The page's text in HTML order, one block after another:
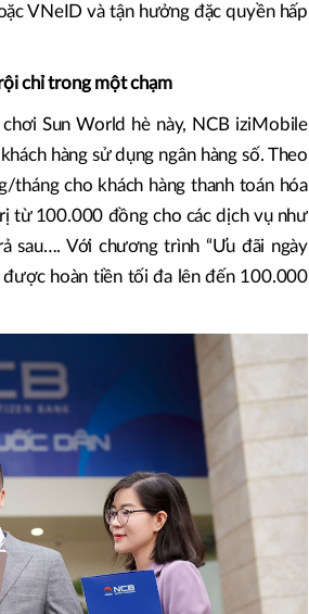
VNeID và tận hưởng đặc quyền hấp
chỉ trong một chạm
Sun World hè này, NCB iziMobile
hàng sử dụng ngân hàng số. Theo
cho khách hàng thanh toán hóa
từ 100.000 đồng cho các dịch vụ như
sau…. Với chương trình “Ưu đãi ngày
được hoàn tiền tối đa lên đến 100.000